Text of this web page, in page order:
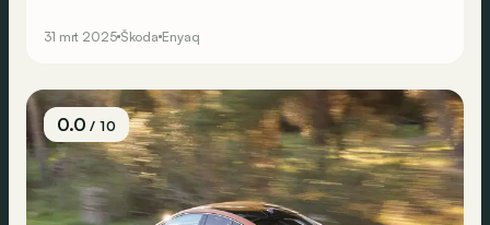
31 mrt 2025 Škoda Enyaq
0.0/ 10